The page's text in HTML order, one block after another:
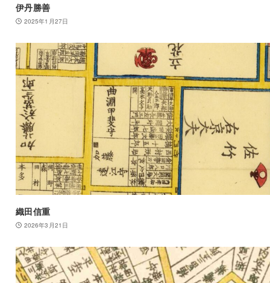
伊丹勝善
2025年1月27日
織田信重
2026年3月21日